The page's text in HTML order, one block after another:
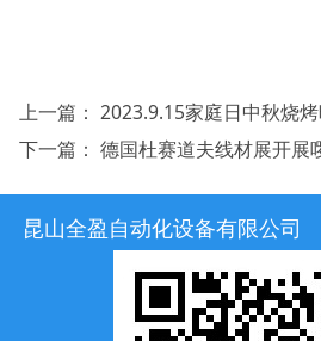
上一篇： 2023.9.15家庭日中秋烧
下一篇： 德国杜赛道夫线材展开展
昆山全盈自动化设备有限公司